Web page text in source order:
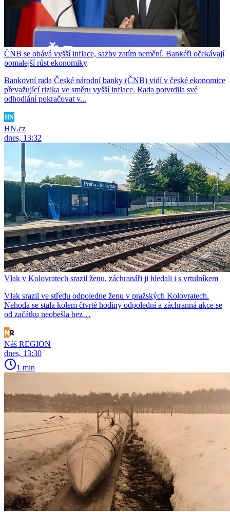
ČNB se obává vyšší inflace, sazby zatím nemění. Bankéři očekávají
pomalejší růst ekonomiky
Bankovní rada České národní banky (ČNB) vidí v české ekonomice
převažující rizika ve směru vyšší inflace. Rada potvrdila své
odhodlání pokračovat v...
HN.cz
dnes, 13:32
Vlak v Kolovratech srazil ženu, záchranáři ji hledali i s vrtulníkem
Vlak srazil ve středu odpoledne ženu v pražských Kolovratech.
Nehoda se stala kolem čtvrté hodiny odpolední a záchranná akce se
od začátku neobešla bez…
Náš REGION
dnes, 13:30
1 min